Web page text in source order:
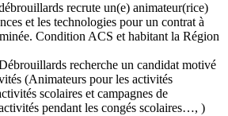
recrute un(e) animateur(rice)
et les technologies pour un contrat à
Condition ACS et habitant la Région
recherche un candidat motivé
(Animateurs pour les activités
scolaires et campagnes de
pendant les congés scolaires…, )